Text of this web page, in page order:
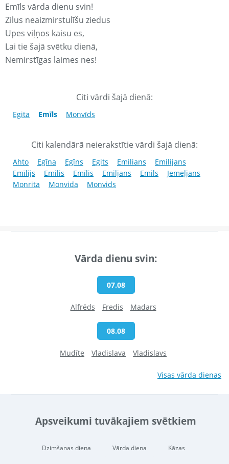
Emīls vārda dienu svin!
Zilus neaizmirstulīšu ziedus
Upes viļņos kaisu es,
Lai tie šajā svētku dienā,
Nemirstīgas laimes nes!
Citi vārdi šajā dienā:
Egita Emīls Monvīds
Citi kalendārā neierakstītie vārdi šajā dienā:
Ahto Egīna Egīns Egits Emilians
Emilijans
Emīlijs
Emilis Emīlis Emiljans Emils
Jemeļjans
Monrita
Monvida Monvids
Vārda dienu svin:
07.08
Alfrēds Fredis Madars
08.08
Mudīte Vladislava Vladislavs
Visas vārda dienas
Apsveikumi tuvākajiem svētkiem
Dzimšanas diena Vārda diena Kāzas